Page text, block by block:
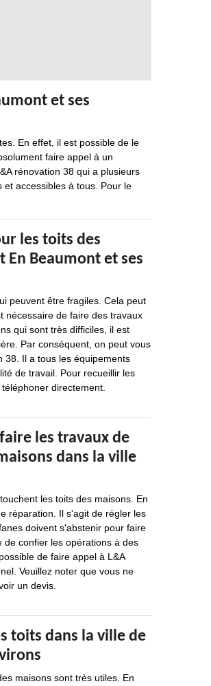
et ses
En effet, il est possible de le
faire appel à un
rénovation 38 qui a plusieurs
accessibles à tous. Pour le
les toits des
En Beaumont et ses
peuvent être fragiles. Cela peut
nécessaire de faire des travaux
qui sont très difficiles, il est
Par conséquent, on peut vous
38. Il a tous les équipements
de travail. Pour recueillir les
directement.
les travaux de
dans la ville
les toits des maisons. En
réparation. Il s'agit de régler les
doivent s'abstenir pour faire
de confier les opérations à des
de faire appel à L&A
Veuillez noter que vous ne
un devis.
toits dans la ville de
maisons sont très utiles. En